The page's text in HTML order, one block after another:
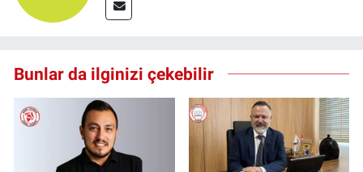
Bunlar da ilginizi çekebilir